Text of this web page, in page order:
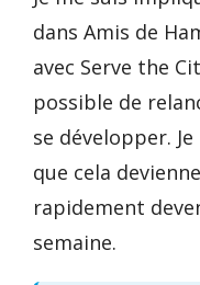
dans Amis de
avec Serve the
possible de
se développer.
que cela
rapidement
semaine.